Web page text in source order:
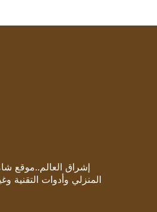
إشراق العالم..موقع
المنزلي وأدوات التقنية